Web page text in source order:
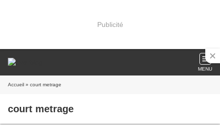
Publicité
MENU
Accueil » court metrage
court metrage